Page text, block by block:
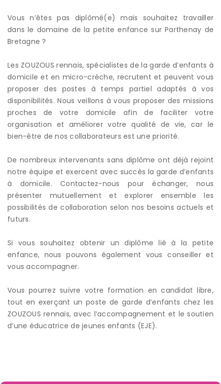
Vous n’êtes pas diplômé(e) mais souhaitez travailler
dans le domaine de la petite enfance sur Parthenay de
Bretagne ?
Les ZOUZOUS rennais, spécialistes de la garde d’enfants à
domicile et en micro-crèche, recrutent et peuvent vous
proposer des postes à temps partiel adaptés à vos
disponibilités. Nous veillons à vous proposer des missions
proches de votre domicile afin de faciliter votre
organisation et améliorer votre qualité de vie, car le
bien-être de nos collaborateurs est une priorité.
De nombreux intervenants sans diplôme ont déjà rejoint
notre équipe et exercent avec succès la garde d’enfants
à domicile. Contactez-nous pour échanger, nous
présenter mutuellement et explorer ensemble les
possibilités de collaboration selon nos besoins actuels et
futurs.
Si vous souhaitez obtenir un diplôme lié à la petite
enfance, nous pouvons également vous conseiller et
vous accompagner.
Vous pourrez suivre votre formation en candidat libre,
tout en exerçant un poste de garde d’enfants chez les
ZOUZOUS rennais, avec l’accompagnement et le soutien
d’une éducatrice de jeunes enfants (EJE).